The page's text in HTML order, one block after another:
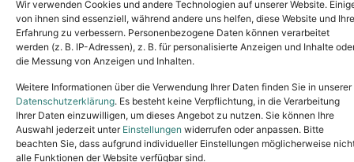
Wir verwenden Cookies und andere Technologien auf unserer Website.
von ihnen sind essenziell, während andere uns helfen, diese Website und Ihre
Erfahrung zu verbessern. Personenbezogene Daten können verarbeitet
werden (z. B. IP-Adressen), z. B. für personalisierte Anzeigen und Inhalte
die Messung von Anzeigen und Inhalten.
Weitere Informationen über die Verwendung Ihrer Daten finden Sie in unserer
Datenschutzerklärung. Es besteht keine Verpflichtung, in die Verarbeitung
Ihrer Daten einzuwilligen, um dieses Angebot zu nutzen. Sie können Ihre
Auswahl jederzeit unter Einstellungen widerrufen oder anpassen. Bitte
beachten Sie, dass aufgrund individueller Einstellungen möglicherweise
alle Funktionen der Website verfügbar sind.
Copyright © 2024. All rights reserved.
Tel.: (02631) 55356buero@tierheim-neuwied.de
Ludwigshof 1, 56567 Neuwied